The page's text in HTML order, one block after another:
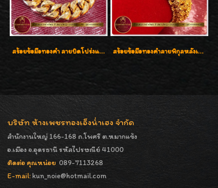
สร้อยข้อมือทองคำ ลายบิดโปร่งแกะลาย ทองคำ 96.5% น้ำหนัก 5 บาท สวยค่ะ สร้อยข้อมือทองคำลายพิกุลหลังเต่า น้ำหนัก 86.6g ( 5.71 บาท ) หน้ากว้าง 20 มิล
บริษัท ห้างเพชรทองเอ็งน่ำเฮง จำกัด
สำนักงานใหญ่ 166-168 ถ.โพศรี ต.หมากแข้ง
อ.เมือง จ.อุดรธานี รหัสไปรษณีย์ 41000
ติดต่อ คุณหน่อย 089-7113268
E-mail: kun_noie@hotmail.com